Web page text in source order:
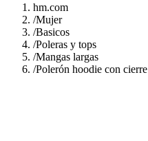
hm.com
/Mujer
/Basicos
/Poleras y tops
/Mangas largas
/Polerón hoodie con cierre